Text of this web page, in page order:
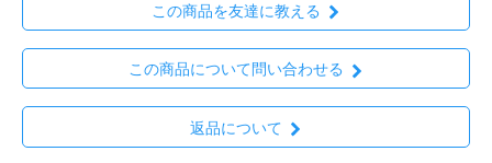
この商品を友達に教える
この商品について問い合わせる
返品について